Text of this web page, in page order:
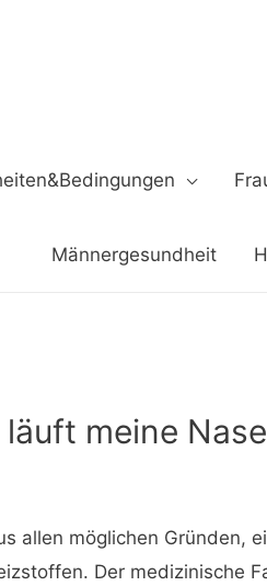
Männergesundheit
läuft meine
allen möglichen Gründen,
Der medizinische